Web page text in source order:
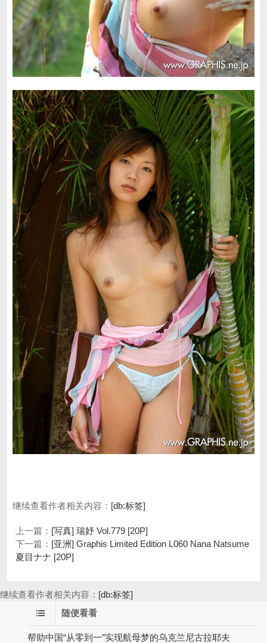
继续查看作者相关内容： [db:标签]
上一篇： [写真] 瑞妤 Vol.779 [20P]
下一篇： [亚洲] Graphis Limited Edition L060 Nana Natsume
夏目ナナ [20P]
继续查看作者相关内容： [db:标签]
随便看看
帮助中国“从零到一”实现航母梦的乌克兰尼古拉耶夫